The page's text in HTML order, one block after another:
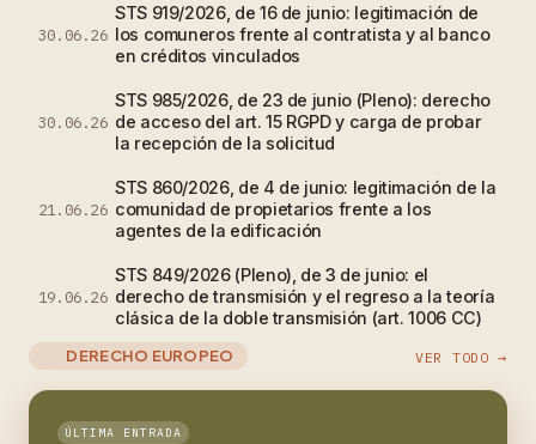
30.06.26
STS 919/2026, de 16 de junio: legitimación de
los comuneros frente al contratista y al banco
en créditos vinculados
30.06.26
STS 985/2026, de 23 de junio (Pleno): derecho
de acceso del art. 15 RGPD y carga de probar
la recepción de la solicitud
21.06.26
STS 860/2026, de 4 de junio: legitimación de la
comunidad de propietarios frente a los
agentes de la edificación
19.06.26
STS 849/2026 (Pleno), de 3 de junio: el
derecho de transmisión y el regreso a la teoría
clásica de la doble transmisión (art. 1006 CC)
DERECHO EUROPEO
VER TODO →
ÚLTIMA ENTRADA